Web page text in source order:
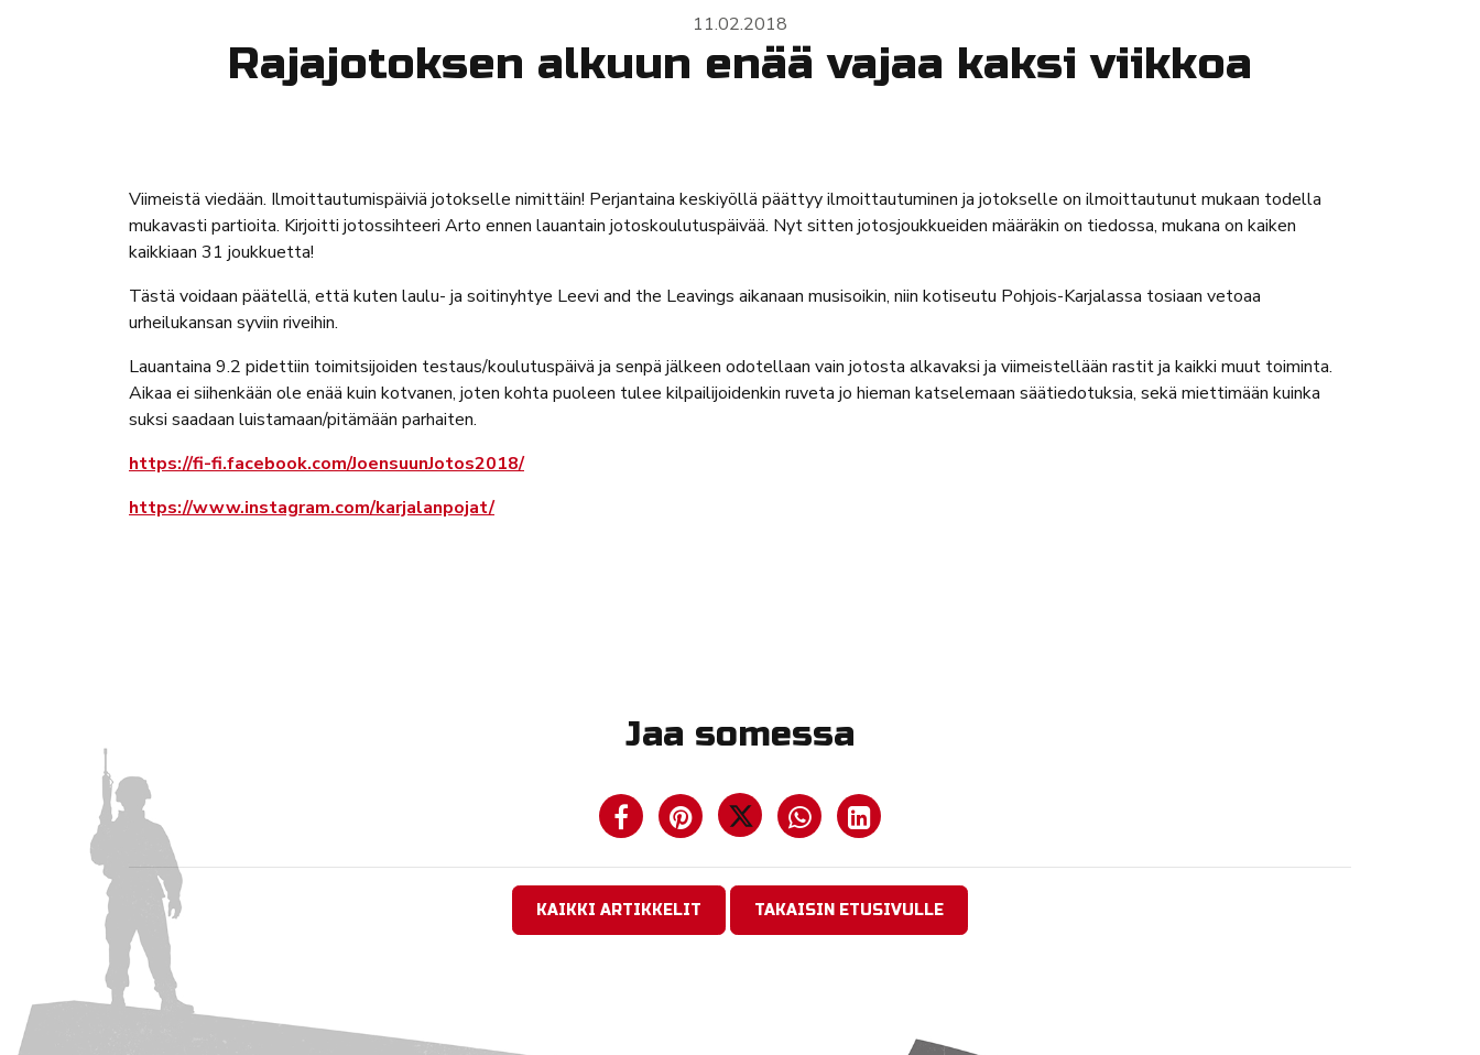
11.02.2018
Rajajotoksen alkuun enää vajaa kaksi viikkoa
Viimeistä viedään. Ilmoittautumispäiviä jotokselle nimittäin! Perjantaina keskiyöllä päättyy ilmoittautuminen ja jotokselle on ilmoittautunut mukaan todella
mukavasti partioita. Kirjoitti jotossihteeri Arto ennen lauantain jotoskoulutuspäivää. Nyt sitten jotosjoukkueiden määräkin on tiedossa, mukana on kaiken
kaikkiaan 31 joukkuetta!
Tästä voidaan päätellä, että kuten laulu- ja soitinyhtye Leevi and the Leavings aikanaan musisoikin, niin kotiseutu Pohjois-Karjalassa tosiaan vetoaa
urheilukansan syviin riveihin.
Lauantaina 9.2 pidettiin toimitsijoiden testaus/koulutuspäivä ja senpä jälkeen odotellaan vain jotosta alkavaksi ja viimeistellään rastit ja kaikki muut toiminta.
Aikaa ei siihenkään ole enää kuin kotvanen, joten kohta puoleen tulee kilpailijoidenkin ruveta jo hieman katselemaan säätiedotuksia, sekä miettimään kuinka
suksi saadaan luistamaan/pitämään parhaiten.
https://fi-fi.facebook.com/JoensuunJotos2018/
https://www.instagram.com/karjalanpojat/​
Jaa somessa
KAIKKI ARTIKKELIT TAKAISIN ETUSIVULLE